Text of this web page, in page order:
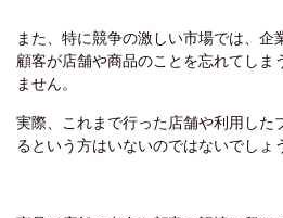
また、特に競争の激しい市場では、企
顧客が店舗や商品のことを忘れてしま
ません。
実際、これまで行った店舗や利用した
るという方はいないのではないでしょ